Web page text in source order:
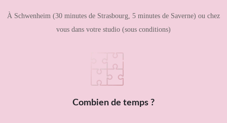
À Schwenheim (30 minutes de Strasbourg, 5 minutes de Saverne) ou chez
vous dans votre studio (sous conditions)
Combien de temps ?